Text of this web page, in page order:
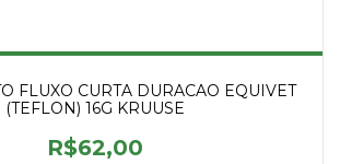
FLUXO CURTA DURACAO EQUIVET
(TEFLON) 16G KRUUSE
R$62,00